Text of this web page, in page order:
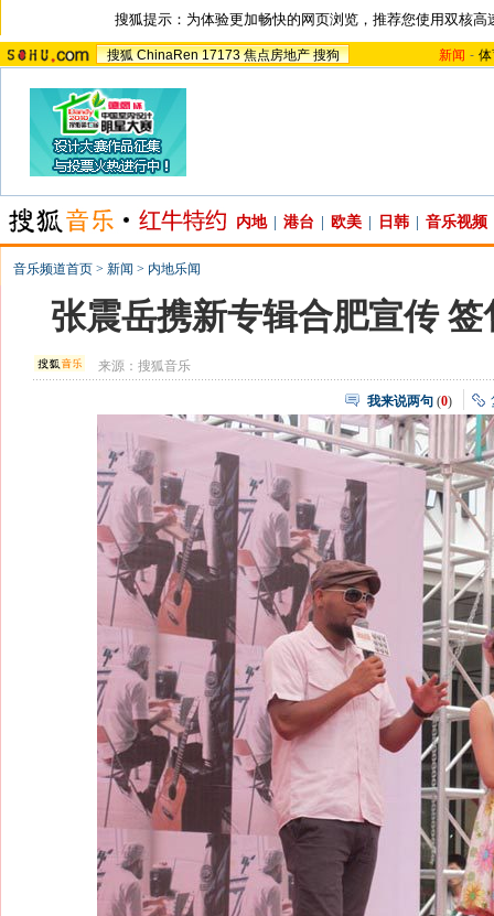
搜狐提示：为体验更加畅快的网页浏览，推荐您使用双核高
搜狐 ChinaRen 17173 焦点房地产 搜狗 新闻 -
内地 港台 欧美 日韩 音乐视频
音乐频道首页 > 新闻 > 内地乐闻
张震岳携新专辑合肥宣传
来源：搜狐音乐
我来说两句 (0)